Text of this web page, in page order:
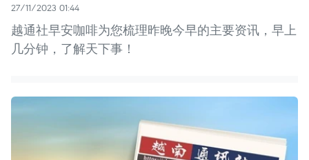
27/11/2023 01:44
越通社早安咖啡为您梳理昨晚今早的主要资讯，早上
几分钟，了解天下事！